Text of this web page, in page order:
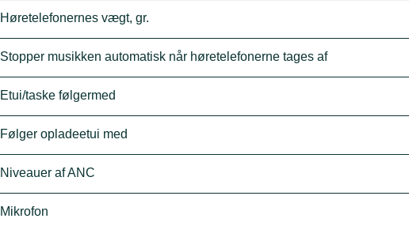
Høretelefonernes vægt, gr.
Stopper musikken automatisk når høretelefonerne tages af
Etui/taske følgermed
Følger opladeetui med
Niveauer af ANC
Mikrofon